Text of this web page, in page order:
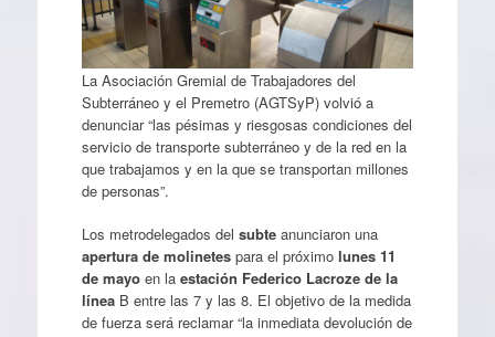
La Asociación Gremial de Trabajadores del
Subterráneo y el Premetro (AGTSyP) volvió a
denunciar “las pésimas y riesgosas condiciones del
servicio de transporte subterráneo y de la red en la
que trabajamos y en la que se transportan millones
de personas”.
Los metrodelegados del subte anunciaron una
apertura de molinetespara el próximo lunes 11
de mayo en la estación Federico Lacroze de la
líneaB entre las 7 y las 8. El objetivo de la medida
de fuerza será reclamar “la inmediata devolución de